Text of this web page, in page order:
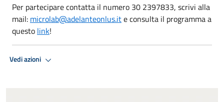
Per partecipare contatta il numero 30 2397833, scrivi alla
mail: microlab@adelanteonlus.ite consulta il programma a
questo link!
Vedi azioni